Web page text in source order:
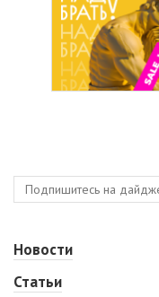
Новости
Статьи